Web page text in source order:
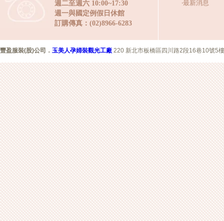
週二至週六 10:00~17:30
週一與國定例假日休館
訂購傳真：(02)8966-6283
‧最新消息
豐盈服裝(股)公司 ． 玉美人孕婦裝觀光工廠 220 新北市板橋區四川路2段16巷10號